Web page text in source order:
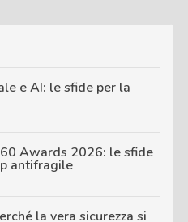
e AI: le sfide per la
Awards 2026: le sfide
antifragile
la vera sicurezza si